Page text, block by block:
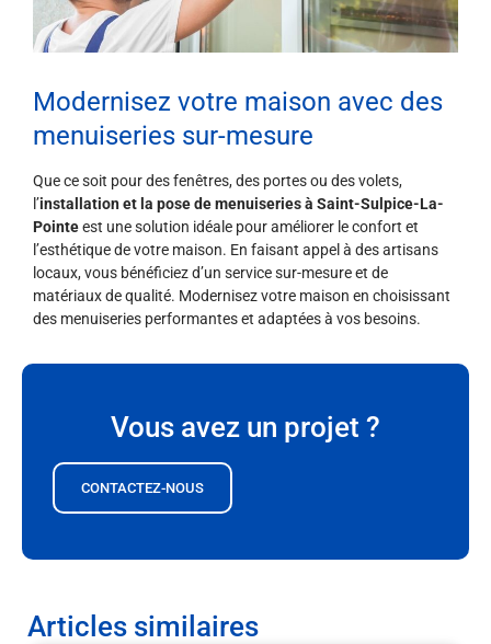
Vous avez un projet ?
CONTACTEZ-NOUS
Modernisez votre maison avec des
menuiseries sur-mesure
Que ce soit pour des fenêtres, des portes ou des volets,
l’installation et la pose de menuiseries à Saint-Sulpice-La-
Pointeest une solution idéale pour améliorer le confort et
l’esthétique de votre maison. En faisant appel à des artisans
locaux, vous bénéficiez d’un service sur-mesure et de
matériaux de qualité. Modernisez votre maison en choisissant
des menuiseries performantes et adaptées à vos besoins.
Articles similaires